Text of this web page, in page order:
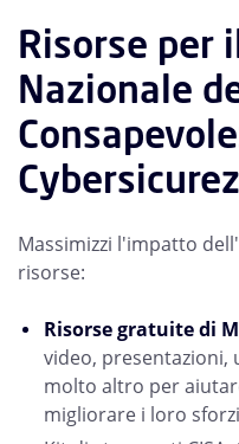
Risorse per
Nazionale
Massimizzi l'impatto
risorse:
Risorse gratuite di
video, presentazioni,
molto altro per
migliorare i loro